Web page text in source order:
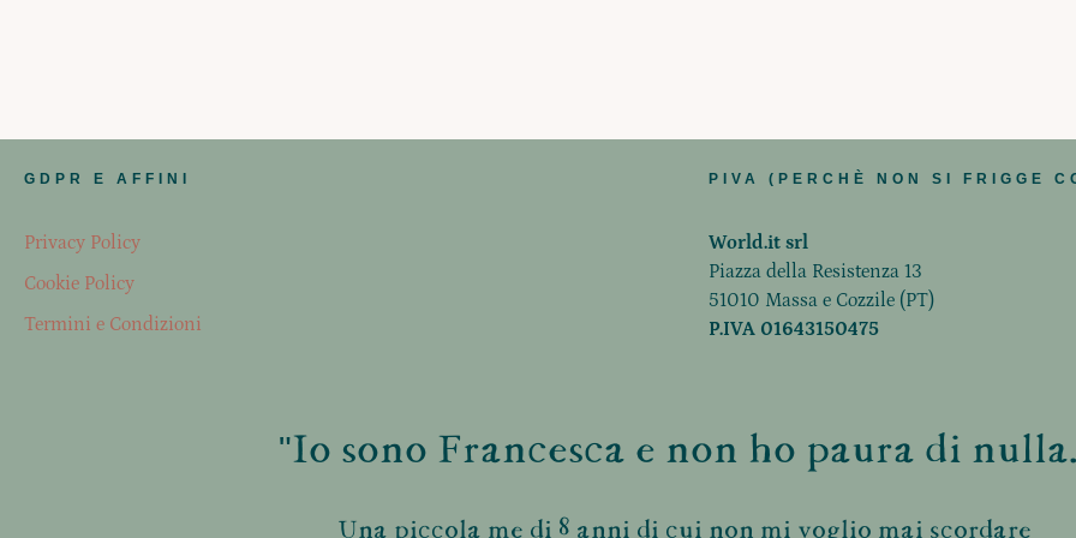
GDPR E AFFINI
Privacy Policy
Cookie Policy
Termini e Condizioni
PIVA (PERCHÈ NON SI FRIGGE
World.it srl
Piazza della Resistenza 13
51010 Massa e Cozzile (PT)
P.IVA 01643150475
"Io sono Francesca e non ho paura di
Una piccola me di 8 anni di cui non mi voglio mai scordare